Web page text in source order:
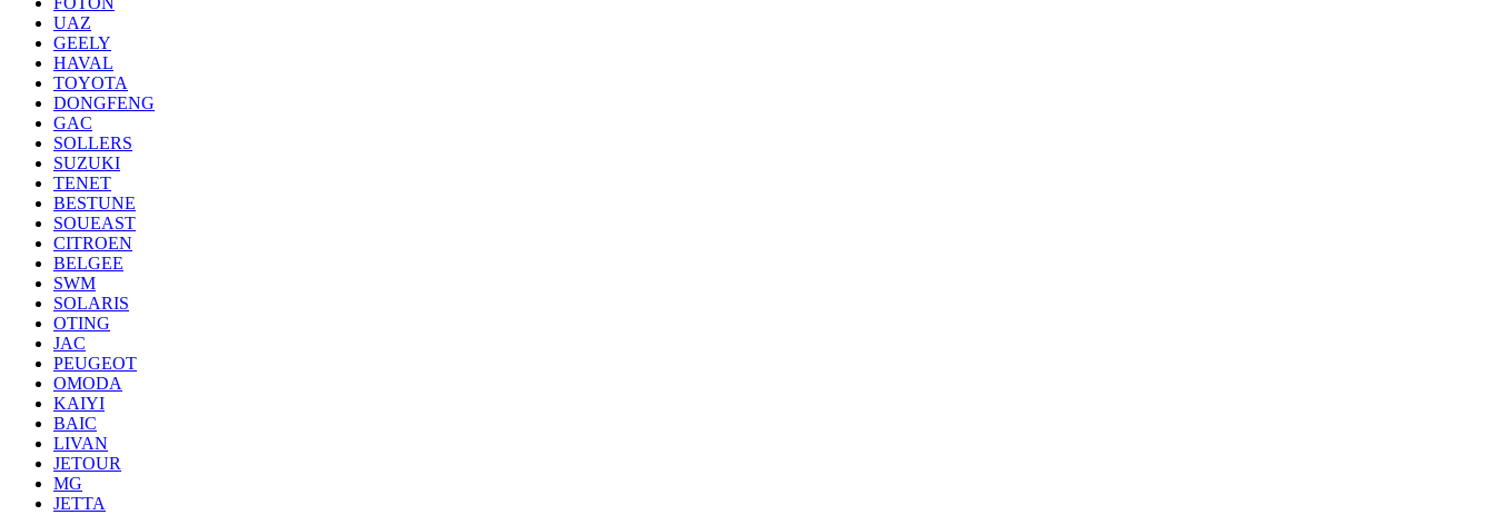
UAZ
GEELY
HAVAL
TOYOTA
DONGFENG
GAC
SOLLERS
SUZUKI
TENET
BESTUNE
SOUEAST
CITROEN
BELGEE
SWM
SOLARIS
OTING
JAC
PEUGEOT
OMODA
KAIYI
BAIC
LIVAN
JETOUR
MG
JETTA